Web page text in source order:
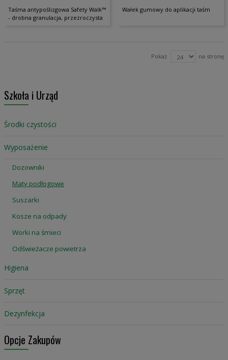
Taśma antypoślizgowa Safety Walk™
- drobna granulacja, przezroczysta
Wałek gumowy do aplikacji taśm
Pokaż na stronę
Szkoła i Urząd
Środki czystości
Wyposażenie
Dozowniki
Maty podłogowe
Suszarki
Kosze na odpady
Worki na śmieci
Odświeżacze powietrza
Higiena
Sprzęt
Dezynfekcja
Opcje Zakupów